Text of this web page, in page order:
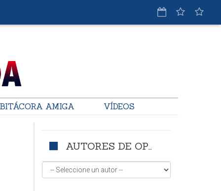
BITÁCORA AMIGA VÍDEOS
AUTORES DE OPINIÓN